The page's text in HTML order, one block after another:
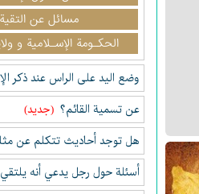
مسائل عن التقیة
الحكـومة الإسـلامية و
وضع اليد على الراس عند ذکر
عن تسمية القائم؟ (جدید)
هل توجد أحاديث تتكلم عن
أسئلة حول رجل يدعي أنه يلتقي